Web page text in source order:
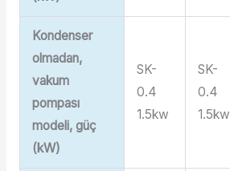
Kondenser
olmadan,
vakum
pompası
modeli, güç
(kW)
SK-
0.4
1.5kw
SK-
0.4
1.5kw